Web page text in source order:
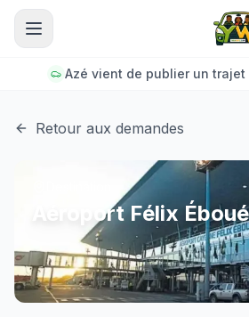
Aller au contenu principal
Azé vient de publier un
Retour aux demandes
Aéroport Félix Éboué